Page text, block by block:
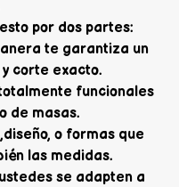
por dos partes:
te garantiza un
corte exacto.
funcionales
de masas.
o formas que
las medidas.
se adapten a